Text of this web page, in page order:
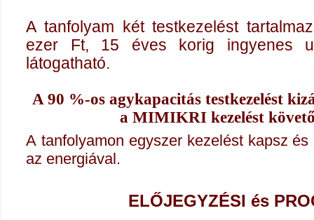
A tanfolyam két testkezelést
ezer Ft, 15 éves korig ingyenes
látogatható.
A 90 %-os agykapacitás testkezelést
a MIMIKRI kezelést
A tanfolyamon egyszer kezelést kapsz
az energiával.
ELŐJEGYZÉSI és